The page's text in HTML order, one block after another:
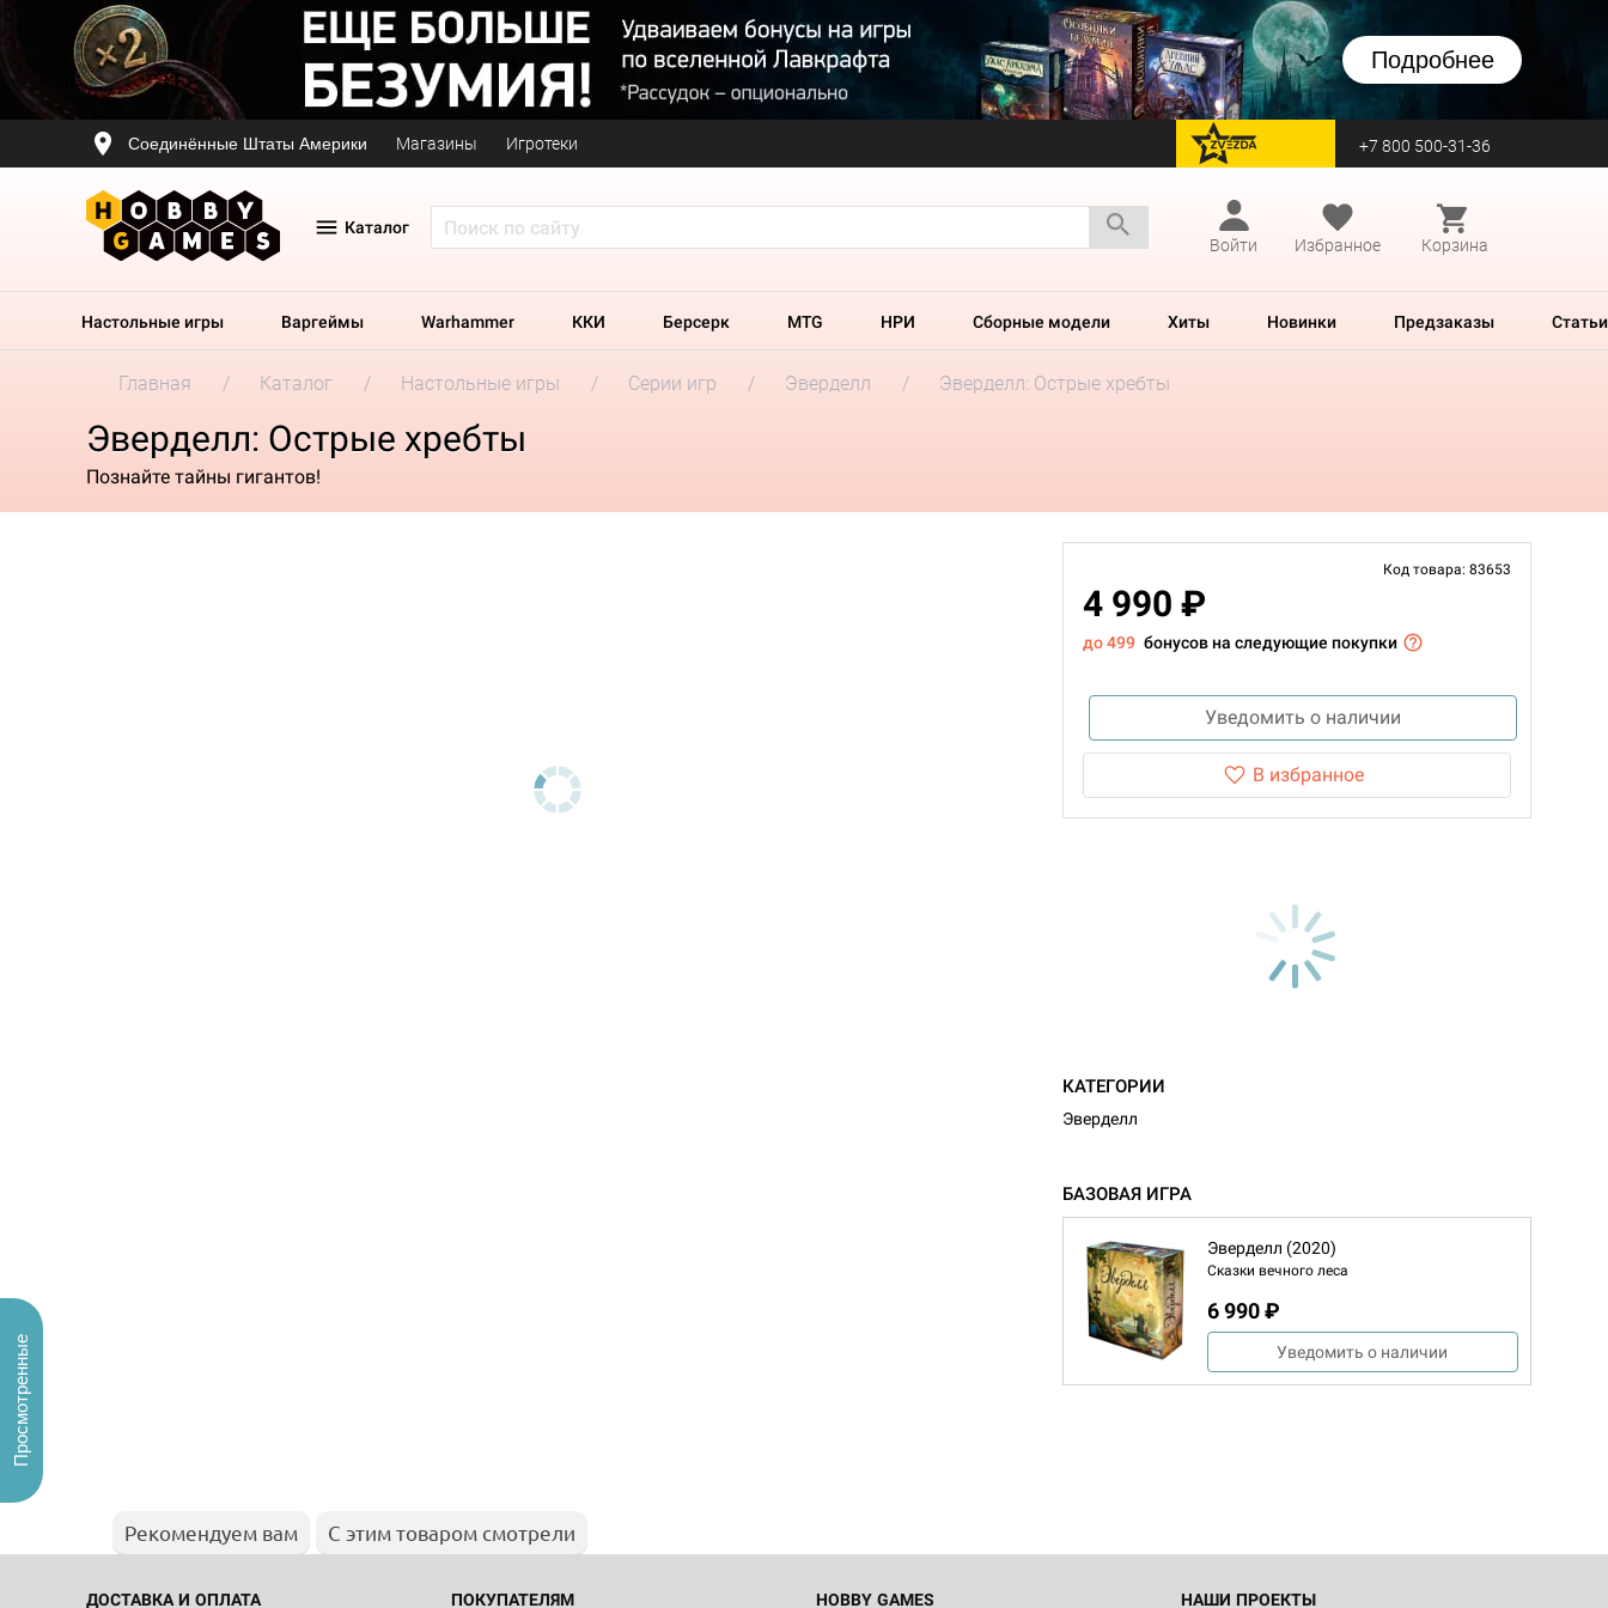
Подробнее
Соединённые Штаты Америки Магазины Игротеки перейти на Zvezda +7 800 500-31-36
Каталог
Войти
Избранное Корзина
Настольные игры Варгеймы Warhammer ККИ Берсерк MTG НРИ Сборные модели Хиты Новинки Предзаказы Статьи
Главная Каталог Настольные игры Серии игр Эверделл Эверделл: Острые хребты
Эверделл: Острые хребты
Познайте тайны гигантов!
Код товара: 83653
4 990 ₽
до 499 бонусов на следующие покупки
Уведомить о наличии
В избранное
КАТЕГОРИИ
Эверделл
БАЗОВАЯ ИГРА
Эверделл (2020)
Сказки вечного леса
6 990 ₽
Уведомить о наличии
Рекомендуем вам С этим товаром смотрели
ДОСТАВКА И ОПЛАТА ПОКУПАТЕЛЯМ HOBBY GAMES НАШИ ПРОЕКТЫ
Просмотренные
империи: Боевая тревога
799